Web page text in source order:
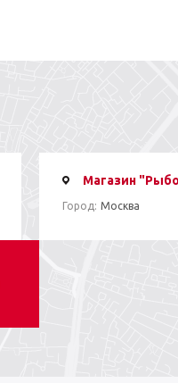
Магазин
Город: Москва